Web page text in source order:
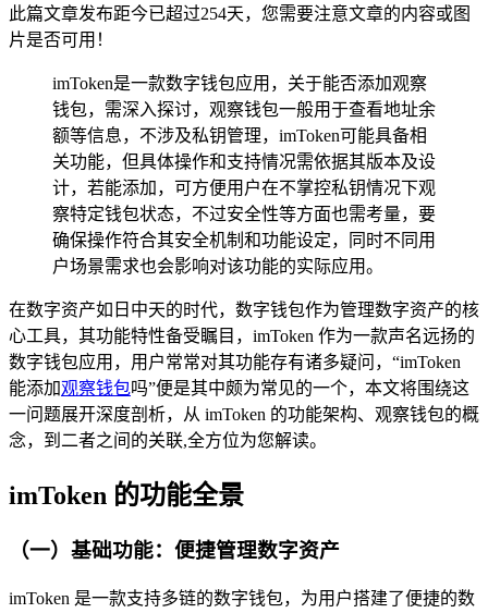
此篇文章发布距今已超过254天，您需要注意文章的内容或图
片是否可用！
imToken是一款数字钱包应用，关于能否添加观察
钱包，需深入探讨，观察钱包一般用于查看地址余
额等信息，不涉及私钥管理，imToken可能具备相
关功能，但具体操作和支持情况需依据其版本及设
计，若能添加，可方便用户在不掌控私钥情况下观
察特定钱包状态，不过安全性等方面也需考量，要
确保操作符合其安全机制和功能设定，同时不同用
户场景需求也会影响对该功能的实际应用。
在数字资产如日中天的时代，数字钱包作为管理数字资产的核
心工具，其功能特性备受瞩目，imToken 作为一款声名远扬的
数字钱包应用，用户常常对其功能存有诸多疑问，“imToken
能添加观察钱包吗”便是其中颇为常见的一个，本文将围绕这
一问题展开深度剖析，从 imToken 的功能架构、观察钱包的概
念，到二者之间的关联,全方位为您解读。
imToken 的功能全景
（一）基础功能：便捷管理数字资产
imToken 是一款支持多链的数字钱包，为用户搭建了便捷的数